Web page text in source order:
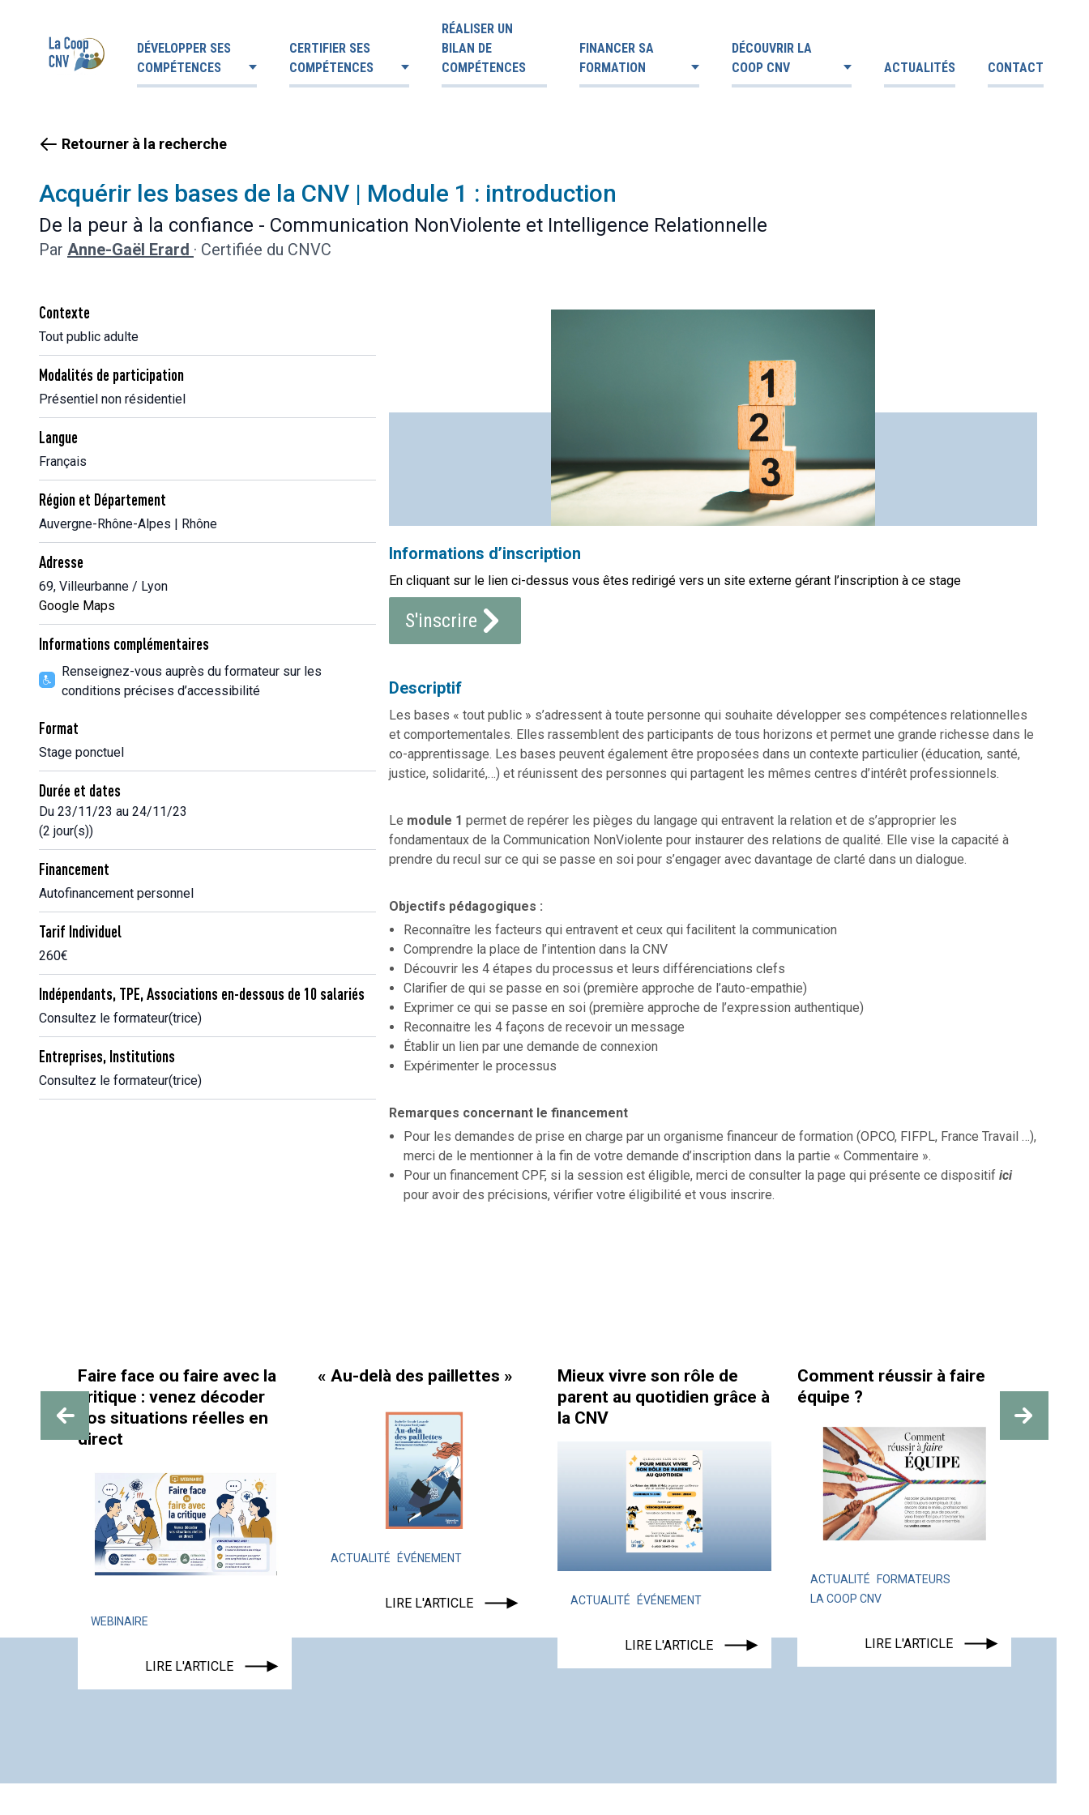
DÉVELOPPER SES
COMPÉTENCES
CERTIFIER SES
COMPÉTENCES
RÉALISER UN
BILAN DE
COMPÉTENCES
FINANCER SA
FORMATION
DÉCOUVRIR LA
COOP CNV
ACTUALITÉS CONTACT
Retourner à la recherche
Acquérir les bases de la CNV | Module 1 : introduction
De la peur à la confiance - Communication NonViolente et Intelligence Relationnelle
Par Anne-Gaël Erard · Certifiée du CNVC
Contexte
Tout public adulte
Modalités de participation
Présentiel non résidentiel
Langue
Français
Région et Département
Auvergne-Rhône-Alpes | Rhône
Adresse
69, Villeurbanne / Lyon
Google Maps
Informations complémentaires
Renseignez-vous auprès du formateur sur les
conditions précises d’accessibilité
Format
Stage ponctuel
Durée et dates
Du 23/11/23 au 24/11/23
(2 jour(s))
Financement
Autofinancement personnel
Tarif Individuel
260€
Indépendants, TPE, Associations en-dessous de 10 salariés
Consultez le formateur(trice)
Entreprises, Institutions
Consultez le formateur(trice)
Informations d’inscription
En cliquant sur le lien ci-dessus vous êtes redirigé vers un site externe gérant l’inscription à ce stage
S'inscrire
Descriptif
Les bases « tout public » s’adressent à toute personne qui souhaite développer ses compétences relationnelles
et comportementales. Elles rassemblent des participants de tous horizons et permet une grande richesse dans le
co-apprentissage. Les bases peuvent également être proposées dans un contexte particulier (éducation, santé,
justice, solidarité,…) et réunissent des personnes qui partagent les mêmes centres d’intérêt professionnels.
Le module 1 permet de repérer les pièges du langage qui entravent la relation et de s’approprier les
fondamentaux de la Communication NonViolente pour instaurer des relations de qualité. Elle vise la capacité à
prendre du recul sur ce qui se passe en soi pour s’engager avec davantage de clarté dans un dialogue.
Objectifs pédagogiques :
Reconnaître les facteurs qui entravent et ceux qui facilitent la communication
Comprendre la place de l’intention dans la CNV
Découvrir les 4 étapes du processus et leurs différenciations clefs
Clarifier de qui se passe en soi (première approche de l’auto-empathie)
Exprimer ce qui se passe en soi (première approche de l’expression authentique)
Reconnaitre les 4 façons de recevoir un message
Établir un lien par une demande de connexion
Expérimenter le processus
Remarques concernant le financement
Pour les demandes de prise en charge par un organisme financeur de formation (OPCO, FIFPL, France Travail …),
merci de le mentionner à la fin de votre demande d’inscription dans la partie « Commentaire ».
Pour un financement CPF, si la session est éligible, merci de consulter la page qui présente ce dispositif ici
pour avoir des précisions, vérifier votre éligibilité et vous inscrire.
Faire face ou faire avec la
critique : venez décoder
vos situations réelles en
direct
WEBINAIRE
LIRE L'ARTICLE
« Au-delà des paillettes »
ACTUALITÉ ÉVÉNEMENT
LIRE L'ARTICLE
Mieux vivre son rôle de
parent au quotidien grâce à
ACTUALITÉ ÉVÉNEMENT
LIRE L'ARTICLE
Comment réussir à faire
équipe ?
ACTUALITÉ FORMATEURS
LA COOP CNV
LIRE L'ARTICLE
La santé et
travail sont
des repères